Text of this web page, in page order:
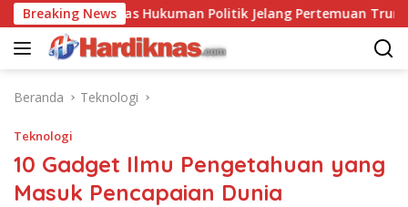
Langsung
ke
konten
Breaking News
Saling Balas Hukuman Politik Jelang Pertemuan Trump dan Xi
Beranda Teknologi
Teknologi
10 Gadget Ilmu Pengetahuan yang
Masuk Pencapaian Dunia